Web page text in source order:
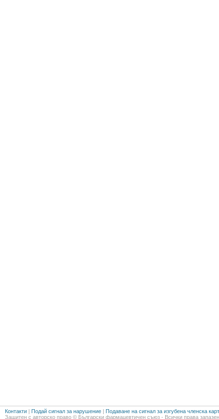
Контакти | Подай сигнал за нарушение | Подаване на сигнал за изгубена членска
Защитен с авторско право © Български фармацевтичен съюз - Всички права